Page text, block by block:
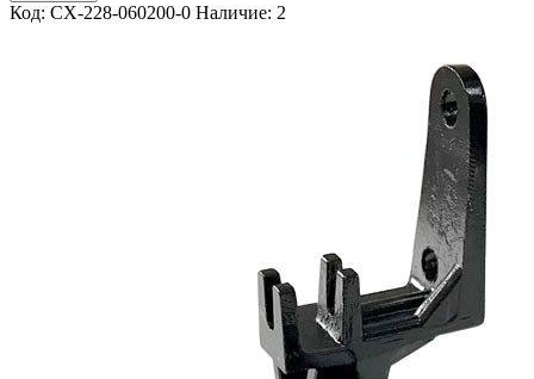
Код: CX-228-060200-0 Наличие: 2